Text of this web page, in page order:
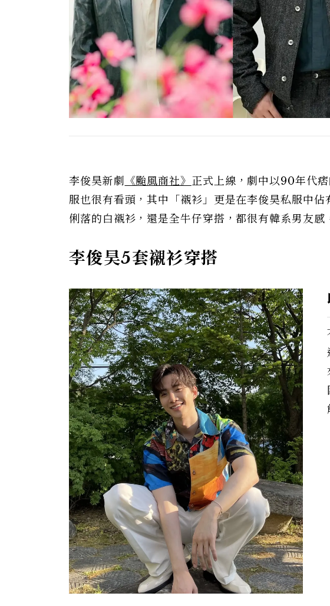
李俊昊新劇 《颱風商社》 正式上線，劇中以90年代
服也很有看頭，其中「襯衫」更是在李俊昊私服中
俐落的白襯衫，還是全牛仔穿搭，都很有韓系男友感
李俊昊5套襯衫穿搭